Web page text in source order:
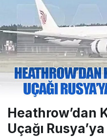
Heathrow’dan
Uçağı